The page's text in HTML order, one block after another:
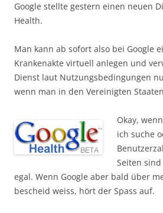
Google stellte gestern einen neuen
Health.
Man kann ab sofort also bei Google
Krankenakte virtuell anlegen und
Dienst laut Nutzungsbedingungen
wenn man in den Vereinigten
Okay,
ich suche
Seiten
egal. Wenn Google aber bald über
bescheid weiss, hört der Spass auf.